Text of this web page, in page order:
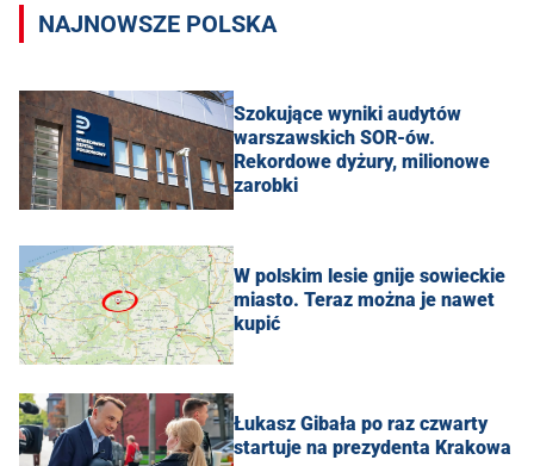
NAJNOWSZE POLSKA
Szokujące wyniki audytów
warszawskich SOR-ów.
Rekordowe dyżury, milionowe
zarobki
W polskim lesie gnije sowieckie
miasto. Teraz można je nawet
kupić
Łukasz Gibała po raz czwarty
startuje na prezydenta Krakowa